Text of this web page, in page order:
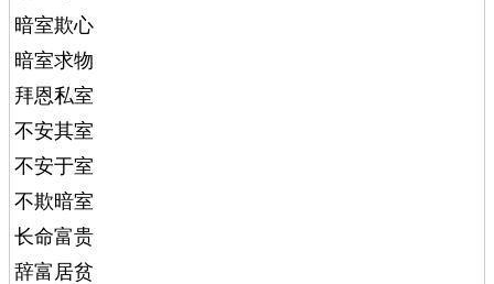
暗室欺心
暗室求物
拜恩私室
不安其室
不安于室
不欺暗室
长命富贵
辞富居贫